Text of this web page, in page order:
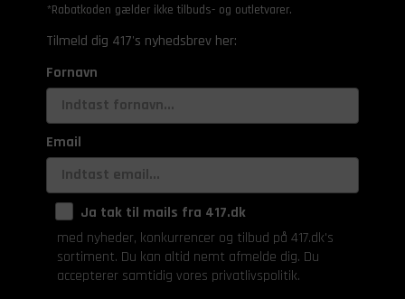
*Rabatkoden gælder ikke tilbuds- og outletvarer.
Tilmeld dig 417's nyhedsbrev her:
Fornavn
Email
Ja tak til mails fra 417.dk
med nyheder, konkurrencer og tilbud på 417.dk's
sortiment. Du kan altid nemt afmelde dig. Du
accepterer samtidig vores privatlivspolitik.